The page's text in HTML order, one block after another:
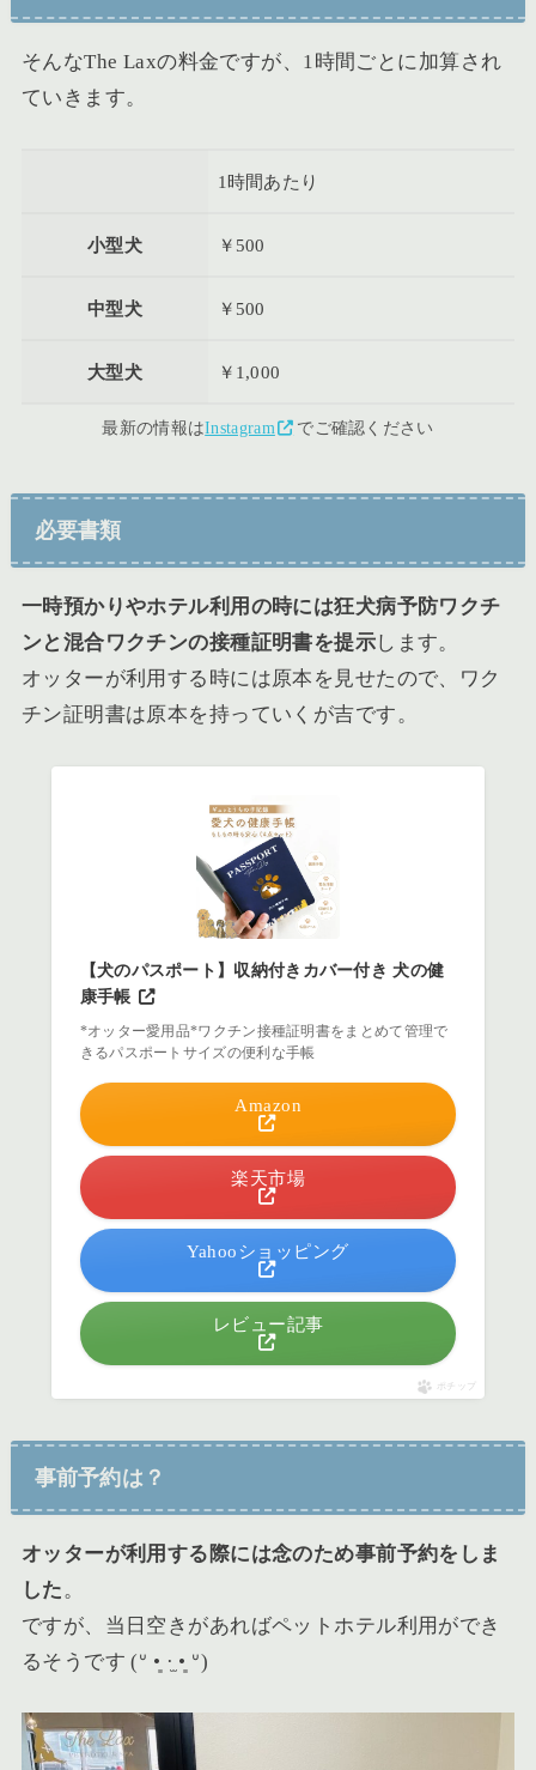
そんなThe Laxの料金ですが、1時間ごとに加算され
ていきます。
1時間あたり
小型犬 ￥500
中型犬 ￥500
大型犬 ￥1,000
最新の情報はInstagram でご確認ください
必要書類
一時預かりやホテル利用の時には狂犬病予防ワクチ
ンと混合ワクチンの接種証明書を提示します。
オッターが利用する時には原本を見せたので、ワク
チン証明書は原本を持っていくが吉です。
【犬のパスポート】収納付きカバー付き 犬の健
康手帳
*オッター愛用品*ワクチン接種証明書をまとめて管理で
きるパスポートサイズの便利な手帳
Amazon
楽天市場
Yahooショッピング
レビュー記事
ポチップ
事前予約は？
オッターが利用する際には念のため事前予約をしま
した。
ですが、当日空きがあればペットホテル利用ができ
るそうです (ᐡ •͈ ·̫ •͈ ᐡ)